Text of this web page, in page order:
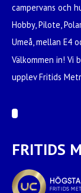
campervans och
Hobby, Pilote,
Umeå, mellan E4
Välkommen in!
upplev Fritids
FRITIDS